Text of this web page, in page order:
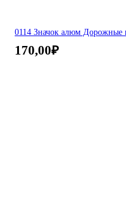
0114 Значок алюм Дорожные
170,00₽